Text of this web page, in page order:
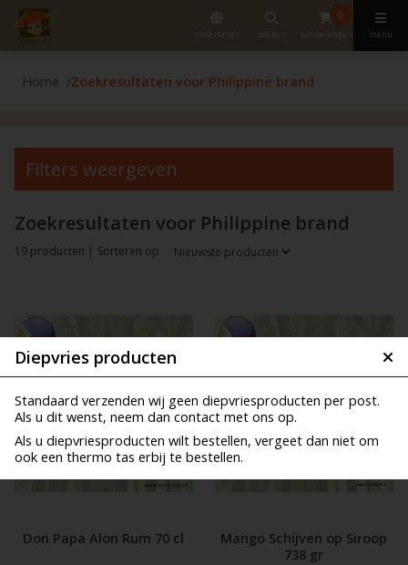
nederlands zoeken
0
winkelwagen menu
Diepvries producten
Standaard verzenden wij geen diepvriesproducten per post.
Als u dit wenst, neem dan contact met ons op.
Als u diepvriesproducten wilt bestellen, vergeet dan niet om
ook een thermo tas erbij te bestellen.
Home Zoekresultaten voor Philippine brand
Filters weergeven
Zoekresultaten voor Philippine brand
19 producten | Sorteren op
Don Papa Alon Rum 70 cl
Mango Schijven op Siroop
738 gr